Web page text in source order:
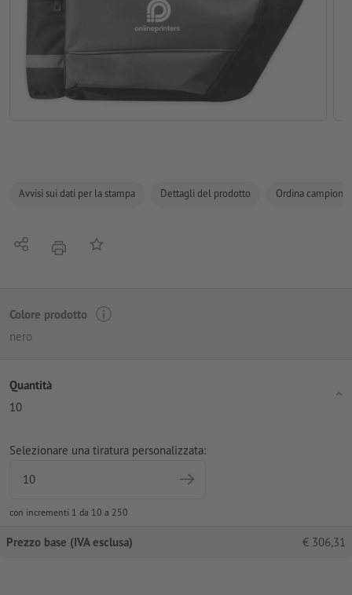
Avvisi sui dati per la stampa Dettagli del prodotto Ordina campione
Condividistamparealla lista preferiti
Colore prodotto
nero
Quantità
10
Selezionare una tiratura personalizzata:
con incrementi 1 da 10 a 250
Prezzo base (IVA esclusa) € 306,31